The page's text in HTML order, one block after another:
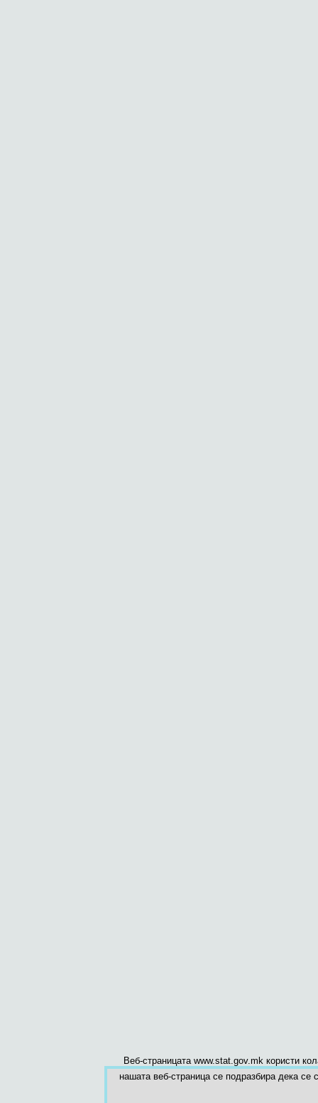
Веб-страницата www.stat.gov.mk користи
нашата веб-страница се подразбира дека се